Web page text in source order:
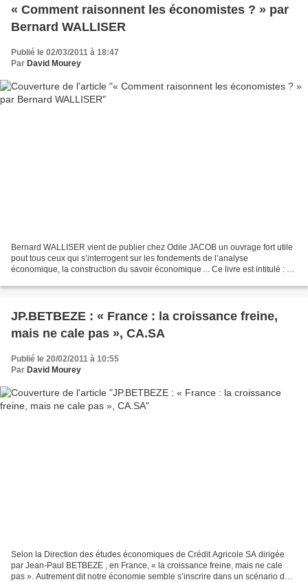
« Comment raisonnent les économistes ? » par
Bernard WALLISER
Publié le 02/03/2011 à 18:47
Par David Mourey
Bernard WALLISER vient de publier chez Odile JACOB un ouvrage fort utile
pout tous ceux qui s’interrogent sur les fondements de l’analyse
économique, la construction du savoir économique ... Ce livre est intitulé : «
JP.BETBEZE : « France : la croissance freine,
mais ne cale pas », CA.SA
Publié le 20/02/2011 à 10:55
Par David Mourey
Selon la Direction des études économiques de Crédit Agricole SA dirigée
par Jean-Paul BETBEZE , en France, « la croissance freine, mais ne cale
pas ». Autrement dit notre économie semble s’inscrire dans un scénario de